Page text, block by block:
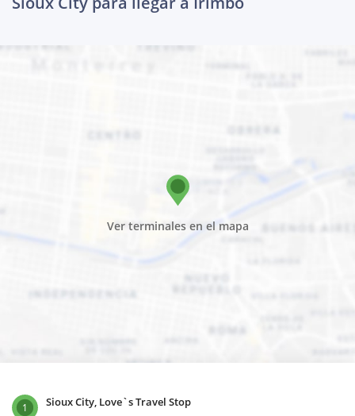
Ver terminales en el mapa
1 Sioux City, Love`s Travel Stop